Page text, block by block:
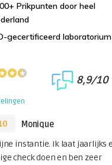
Prikpunten door heel
gecertificeerd laboratorium
8,9/10
Monique
instantie. Ik laat jaarlijks
check doen en ben zeer